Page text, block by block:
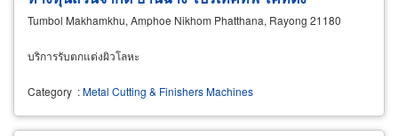
Tumbol Makhamkhu, Amphoe Nikhom Phatthana, Rayong 21180
บริการรับตกแต่งผิวโลหะ
Category :Metal Cutting & Finishers Machines